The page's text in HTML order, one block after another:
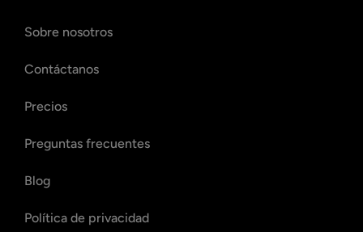
Sobre nosotros
Contáctanos
Precios
Preguntas frecuentes
Blog
Política de privacidad